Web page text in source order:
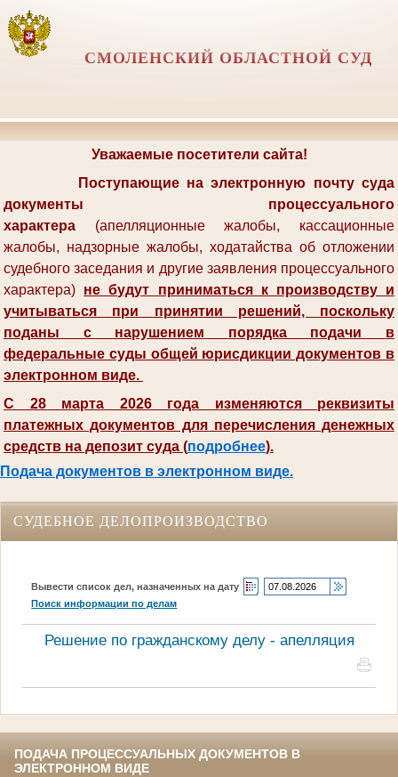
СМОЛЕНСКИЙ ОБЛАСТНОЙ СУД
Уважаемые посетители сайта!
Поступающие на электронную почту суда
документы процессуального
характера (апелляционные жалобы, кассационные
жалобы, надзорные жалобы, ходатайства об отложении
судебного заседания и другие заявления процессуального
характера) не будут приниматься к производству и
учитываться при принятии решений, поскольку
поданы с нарушением порядка подачи в
федеральные суды общей юрисдикции документов в
электронном виде.
С 28 марта 2026 года изменяются реквизиты
платежных документов для перечисления денежных
средств на депозит суда (подробнее).
Подача документов в электронном виде.
СУДЕБНОЕ ДЕЛОПРОИЗВОДСТВО
Вывести список дел, назначенных на дату
Поиск информации по делам
Решение по гражданскому делу - апелляция
ПОДАЧА ПРОЦЕССУАЛЬНЫХ ДОКУМЕНТОВ В
ЭЛЕКТРОННОМ ВИДЕ